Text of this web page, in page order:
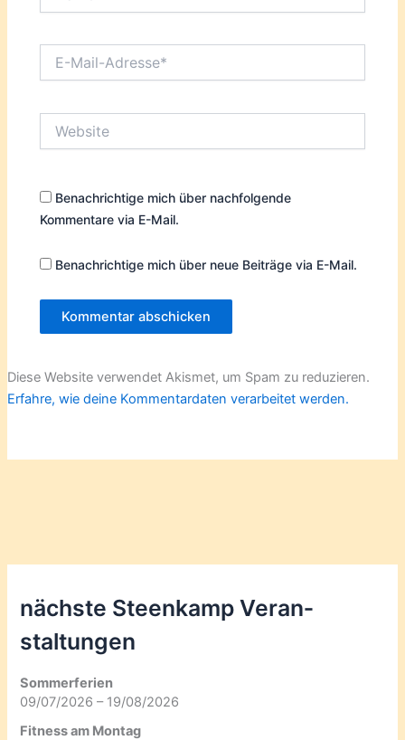
Mail-
Benachrichtige mich über nachfolgende
Kommentare via E-Mail.
Benachrichtige mich über neue Beiträge via E-Mail.
Diese Website verwendet Akismet, um Spam zu reduzieren.
Erfahre, wie deine Kommentardaten verarbeitet werden.
nächste Steenkamp Veran­
staltungen
Sommerferien
09/07/2026 – 19/08/2026
Fitness am Montag